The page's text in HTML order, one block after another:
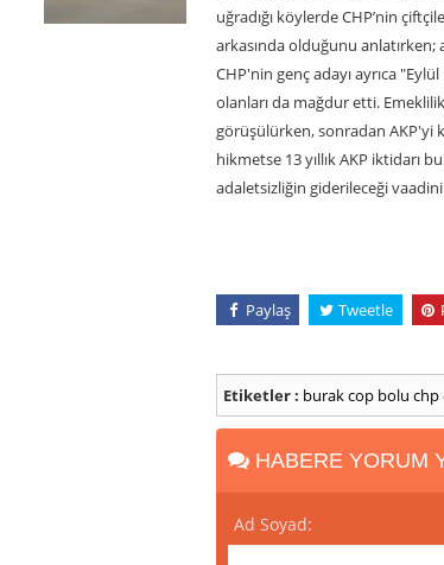
uğradığı köylerde CHP’nin
arkasında olduğunu anlatırken;
CHP'nin genç adayı ayrıca
olanları da mağdur etti.
görüşülürken, sonradan AKP'yi
hikmetse 13 yıllık AKP iktidarı
adaletsizliğin giderileceği
Paylaş Tweetle
Etiketler : burak cop bolu chp
HABERE YORUM
Ad Soyad: